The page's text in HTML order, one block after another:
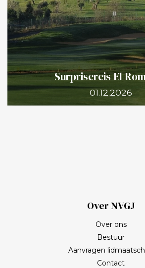
Surprisereis El
01.12.2026
Over NVGJ
Over ons
Bestuur
Aanvragen
Contact